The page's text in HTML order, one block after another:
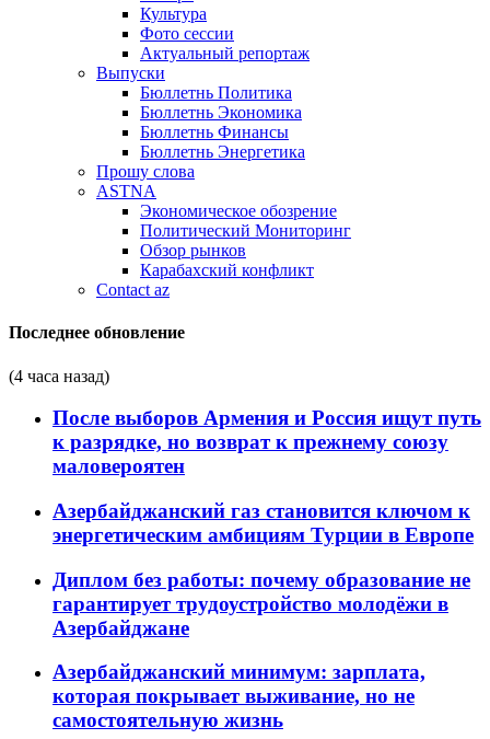
Культура
Фото сессии
Актуальный репортаж
Выпуски
Бюллетнь Политика
Бюллетнь Экономика
Бюллетнь Финансы
Бюллетнь Энергетика
Прошу слова
ASTNA
Экономическое обозрение
Политический Мониторинг
Обзор рынков
Карабахский конфликт
Contact az
Последнее обновление
(4 часа назад)
После выборов Армения и Россия ищут путь
к разрядке, но возврат к прежнему союзу
маловероятен
Азербайджанский газ становится ключом к
энергетическим амбициям Турции в Европе
Диплом без работы: почему образование не
гарантирует трудоустройство молодёжи в
Азербайджане
Азербайджанский минимум: зарплата,
которая покрывает выживание, но не
самостоятельную жизнь